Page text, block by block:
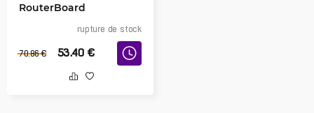
RouterBoard
rupture de stock
70.86 € 53.40 €